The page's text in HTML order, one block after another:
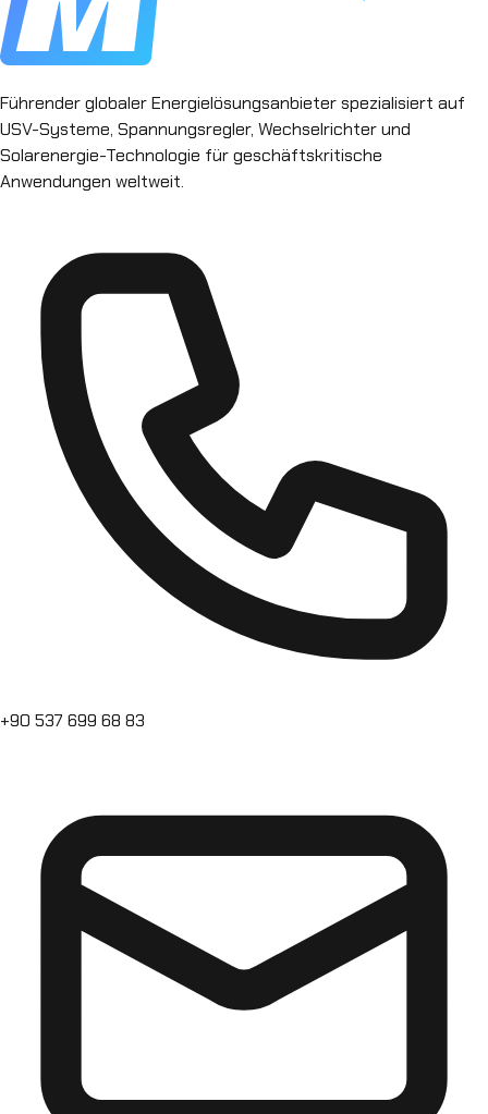
Führender globaler Energielösungsanbieter spezialisiert auf
USV-Systeme, Spannungsregler, Wechselrichter und
Solarenergie-Technologie für geschäftskritische
Anwendungen weltweit.
+90 537 699 68 83